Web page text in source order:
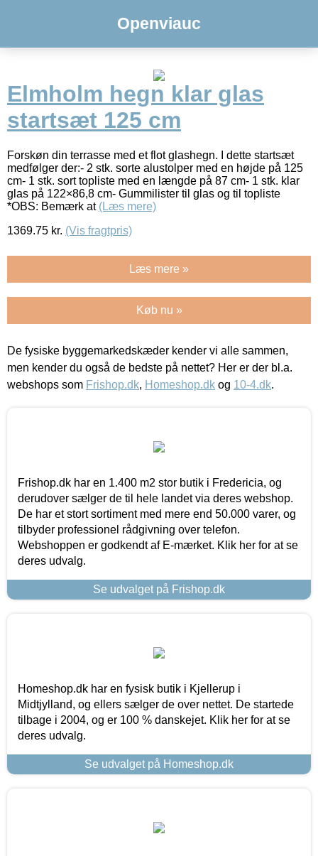
Openviauc
Elmholm hegn klar glas
startsæt 125 cm
Forskøn din terrasse med et flot glashegn. I dette startsæt
medfølger der:- 2 stk. sorte alustolper med en højde på 125
cm- 1 stk. sort topliste med en længde på 87 cm- 1 stk. klar
glas på 122×86,8 cm- Gummilister til glas og til topliste
*OBS: Bemærk at (Læs mere)
1369.75 kr. (Vis fragtpris)
Læs mere »
Køb nu »
De fysiske byggemarkedskæder kender vi alle sammen,
men kender du også de bedste på nettet? Her er der bl.a.
webshops som Frishop.dk, Homeshop.dk og 10-4.dk.
Frishop.dk har en 1.400 m2 stor butik i Fredericia, og
derudover sælger de til hele landet via deres webshop.
De har et stort sortiment med mere end 50.000 varer, og
tilbyder professionel rådgivning over telefon.
Webshoppen er godkendt af E-mærket. Klik her for at se
deres udvalg.
Se udvalget på Frishop.dk
Homeshop.dk har en fysisk butik i Kjellerup i
Midtjylland, og ellers sælger de over nettet. De startede
tilbage i 2004, og er 100 % danskejet. Klik her for at se
deres udvalg.
Se udvalget på Homeshop.dk